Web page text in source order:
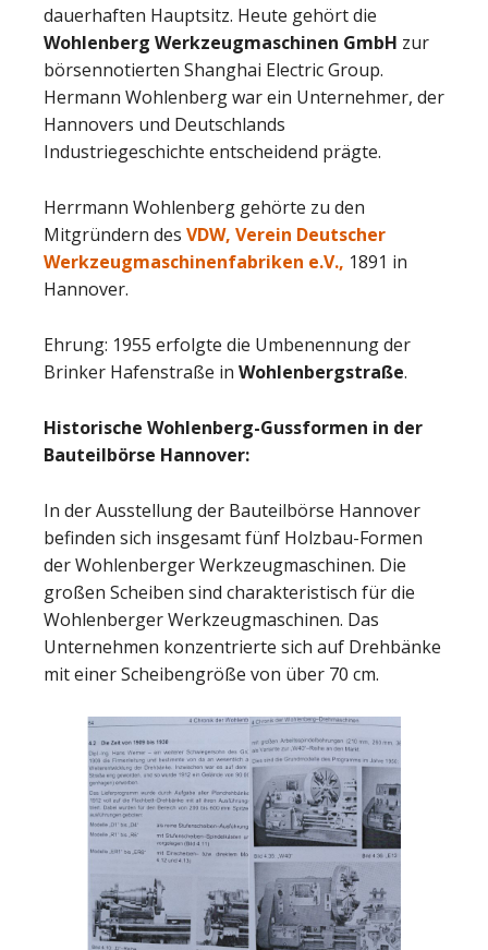
dauerhaften Hauptsitz. Heute gehört die
Wohlenberg Werkzeugmaschinen GmbH zur
börsennotierten Shanghai Electric Group.
Hermann Wohlenberg war ein Unternehmer, der
Hannovers und Deutschlands
Industriegeschichte entscheidend prägte.
Herrmann Wohlenberg gehörte zu den
Mitgründern des VDW, Verein Deutscher
Werkzeugmaschinenfabriken e.V., 1891 in
Hannover.
Ehrung: 1955 erfolgte die Umbenennung der
Brinker Hafenstraße in Wohlenbergstraße.
Historische Wohlenberg-Gussformen in der
Bauteilbörse Hannover:
In der Ausstellung der Bauteilbörse Hannover
befinden sich insgesamt fünf Holzbau-Formen
der Wohlenberger Werkzeugmaschinen. Die
großen Scheiben sind charakteristisch für die
Wohlenberger Werkzeugmaschinen. Das
Unternehmen konzentrierte sich auf Drehbänke
mit einer Scheibengröße von über 70 cm.